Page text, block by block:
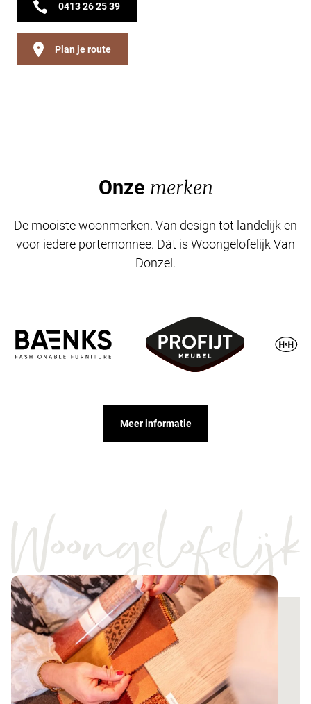
0413 26 25 39
Plan je route
Onze merken
De mooiste woonmerken. Van design tot landelijk en
voor iedere portemonnee. Dát is Woongelofelijk Van
Donzel.
Meer informatie